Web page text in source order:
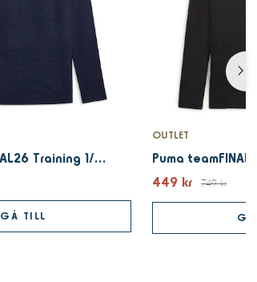
Puma teamFINAL26 Training 1/4 Zip Top Navy
GÅ TILL
OUTLET
449 kr 749 kr